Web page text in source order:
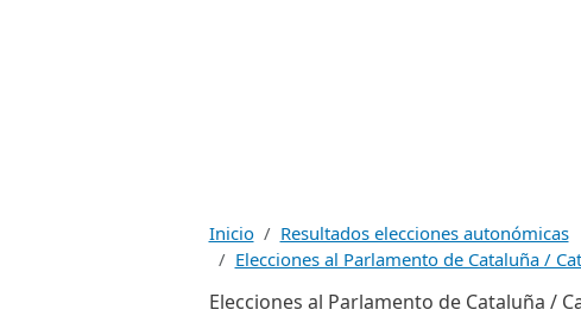
Inicio
Resultados elecciones autonómicas
Elecciones al Parlamento de Cataluña /
Elecciones al Parlamento de Cataluña /